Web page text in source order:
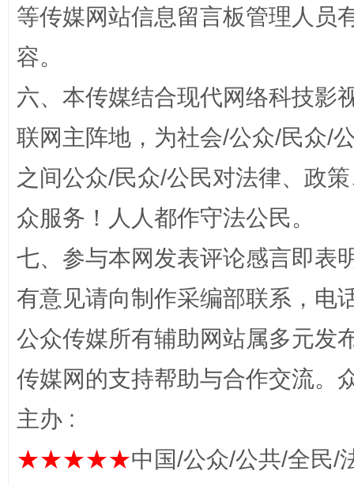
这是一记警钟！ 谢
等传媒网站信息留言板管理人员
容。
六、本传媒结合现代网络科技影
联网主阵地，为社会/公众/民众/
之间公众/民众/公民对法律、政
众服务！人人都作守法公民。
七、参与本网发表评论感言即表
有意见请向制作采编部联系，电
公众传媒所有辅助网站属多元发
传媒网的支持帮助与合作交流。
主办 :
★★★★★中国/公众/公共/全民/